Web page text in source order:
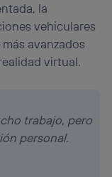
la
vehiculares
avanzados
virtual.
trabajo, pero
personal.